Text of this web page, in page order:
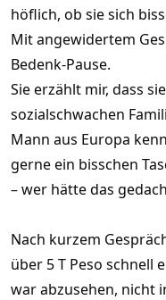
höflich, ob sie sich
Mit angewidertem
Bedenk-Pause.
Sie erzählt mir, dass
sozialschwachen
Mann aus Europa
gerne ein bisschen
– wer hätte das
Nach kurzem
über 5 T Peso schnell
war abzusehen, nicht